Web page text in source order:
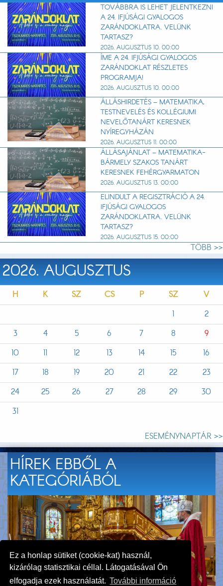
Ez a honlap sütiket (cookie-kat) használ,
kizárólag statisztikai céllal. Látogatásával Ön
elfogadja ezek használatát. További információ
TOVÁBBRA IS LEHET JELENTKEZNI
A 24. IFJÚSÁGI GYALOGOS
ZARÁNDOKLATRA. VELÜNK
TARTASZ?
2026. AUGUSZTUS 10. 00:00
ÍME A 24. IFJÚSÁGI GYALOGOS
ZARÁNDOKLAT RÉSZLETES
PROGRAMJA!
2026. AUGUSZTUS 10. 00:00
ÁLLÁSHIRDETÉS – MATEMATIKA,
TESTNEVELÉS ÉS KOLLÉGIUMI
NEVELŐTANÁRT KERESNEK
NYÍREGYHÁZÁN
2026. AUGUSZTUS 11. 00:00
ÁLLÁSAJÁNLAT – MATEMATIKA-
BÁRMELY SZAKOS TANÁRT
KERESNEK FEHÉRGYARMATON
2026. AUGUSZTUS 13. 00:00
ELINDULT A REGISZTRÁCIÓ A 24.
IFJÚSÁGI GYALOGOS
ZARÁNDOKLATRA. VELÜNK
TARTASZ?
2026. AUGUSZTUS 15. 00:00
TÖBB >>
2026. AUGUSZTUS
H K SZ CS P SZ
V
1
2
3
4 5 6 7 8
9
10
11 12 13 14 15
16
17
18 19 20 21 22
23
24
25 26 27 28 29
30
31
ESEMÉNYNAPTÁR >>
HÍREK EBBŐL A
KATEGÓRIÁBÓL